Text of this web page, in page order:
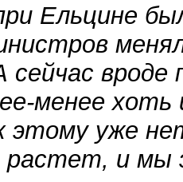
Ельцине
сейчас
менее
этому уже
растет, и мы